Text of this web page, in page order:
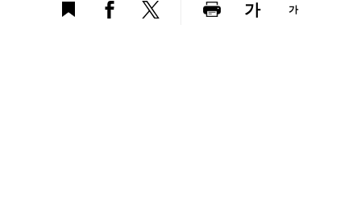
가 가